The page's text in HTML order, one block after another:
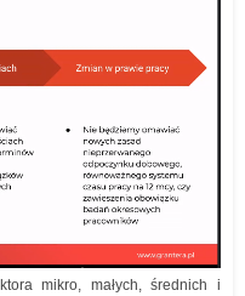
mikro, małych, średnich i